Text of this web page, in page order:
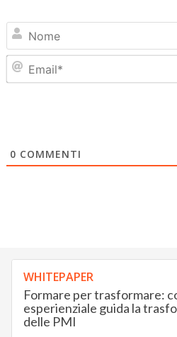
0 COMMENTI
WHITEPAPER
Formare per trasformare:
esperienziale guida la
delle PMI